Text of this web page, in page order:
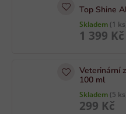
Top Shine
Skladem (1
1 399 Kč
Veterinární
100 ml
Skladem (5
299 Kč